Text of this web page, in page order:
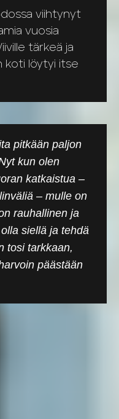
viihtynyt
vuosia
tärkeä ja
koti löytyi itse
pitkään paljon
kun olen
katkaistua –
– mulle on
rauhallinen ja
siellä ja tehdä
tosi tarkkaan,
päästään